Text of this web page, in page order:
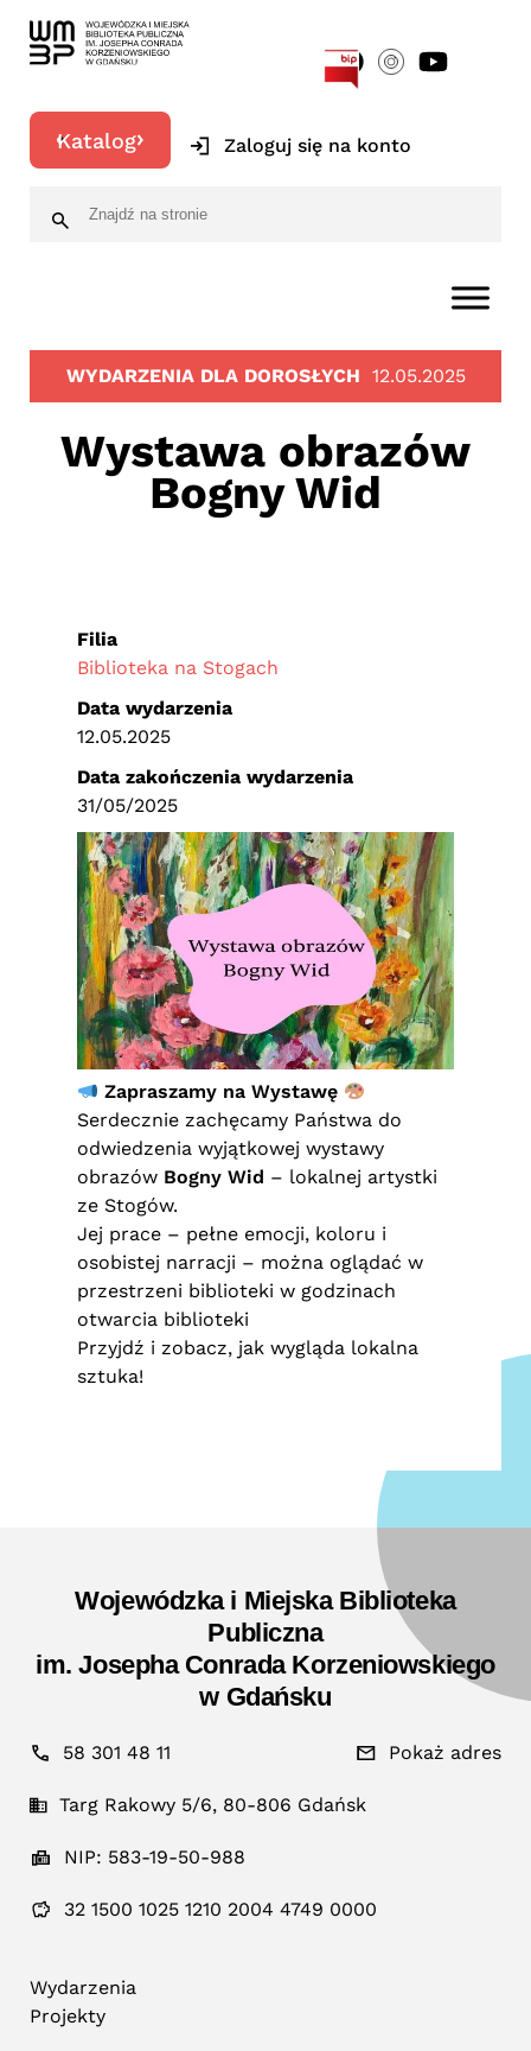
Katalog Zaloguj się na konto
WYDARZENIA DLA DOROSŁYCH 12.05.2025
Wystawa obrazów
Bogny Wid
Zapraszamy na Wystawę
Serdecznie zachęcamy Państwa do
odwiedzenia wyjątkowej wystawy
obrazów Bogny Wid – lokalnej artystki
ze Stogów.
Jej prace – pełne emocji, koloru i
osobistej narracji – można oglądać w
przestrzeni biblioteki w godzinach
otwarcia biblioteki
Przyjdź i zobacz, jak wygląda lokalna
sztuka!
Filia
Biblioteka na Stogach
Data wydarzenia
12.05.2025
Data zakończenia wydarzenia
31/05/2025
Wojewódzka i Miejska Biblioteka
Publiczna
im. Josepha Conrada Korzeniowskiego
w Gdańsku
58 301 48 11 Pokaż adres
Targ Rakowy 5/6, 80-806 Gdańsk
NIP: 583-19-50-988
32 1500 1025 1210 2004 4749 0000
Wydarzenia
Projekty